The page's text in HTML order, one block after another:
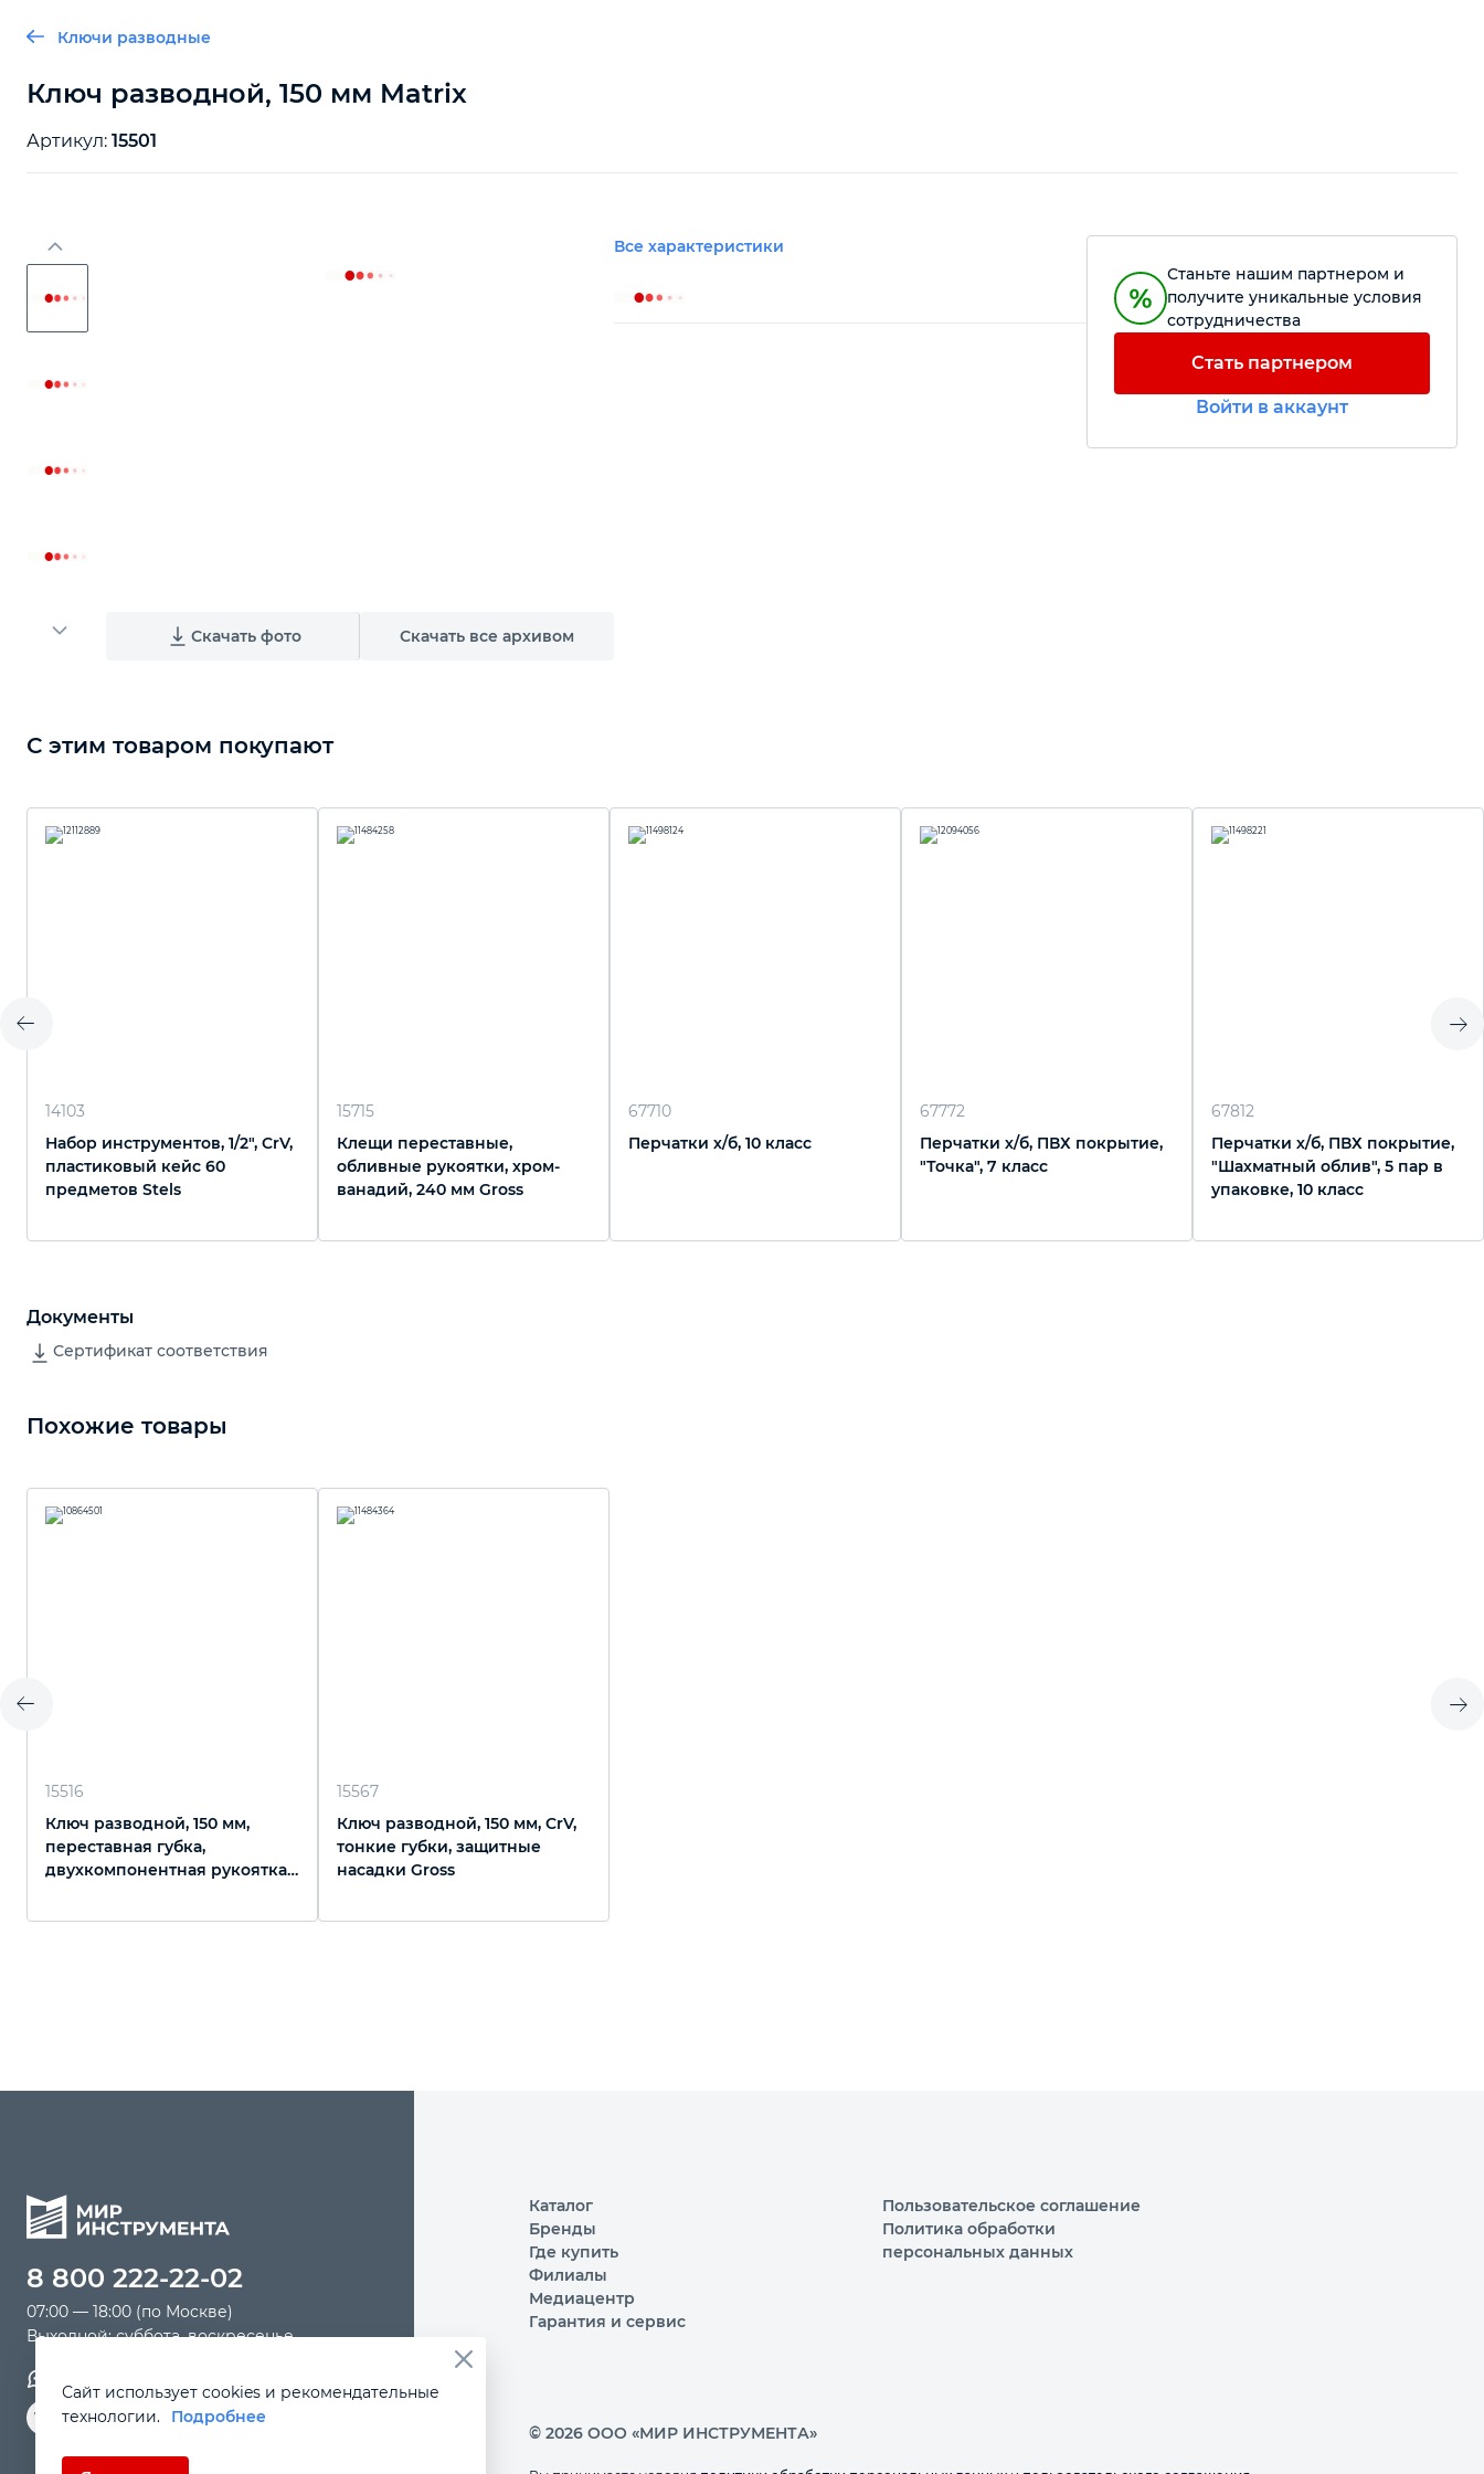
Ключи разводные
Ключ разводной, 150 мм Matrix
Артикул: 15501
Скачать фото Скачать все архивом
Все характеристики
Станьте нашим партнером и
получите уникальные условия
сотрудничества
Стать партнером
Войти в аккаунт
С этим товаром покупают
14103
Набор инструментов, 1/2", CrV,
пластиковый кейс 60
предметов Stels
15715
Клещи переставные,
обливные рукоятки, хром-
ванадий, 240 мм Gross
67710
Перчатки х/б, 10 класс
67772
Перчатки х/б, ПВХ покрытие,
"Точка", 7 класс
67812
Перчатки х/б, ПВХ покрытие,
"Шахматный облив", 5 пар в
упаковке, 10 класс
Документы
Сертификат соответствия
Похожие товары
15516
Ключ разводной, 150 мм,
переставная губка,
двухкомпонентная рукоятка
15567
Ключ разводной, 150 мм, CrV,
тонкие губки, защитные
насадки Gross
8 800 222-22-02
07:00 — 18:00 (по Москве)
Выходной: суббота, воскресенье
Каталог
Бренды
Где купить
Филиалы
Медиацентр
Гарантия и сервис
Пользовательское соглашение
Политика обработки
персональных данных
© 2026 ООО «МИР ИНСТРУМЕНТА»
Сайт использует cookies и рекомендательные
технологии.
Подробнее